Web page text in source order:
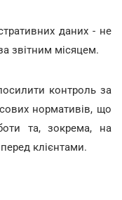
даних - не
звітним місяцем.
контроль за
нормативів, що
та, зокрема, на
клієнтами.